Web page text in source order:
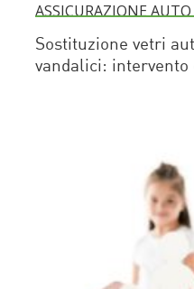
ASSICURAZIONE
Sostituzione vetri
vandalici: intervento